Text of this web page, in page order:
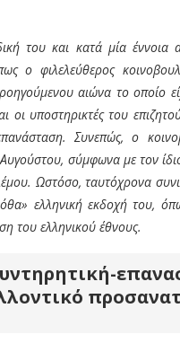
του και κατά μία
ο φιλελεύθερος
αιώνα το οποίο
υποστηρικτές του
Συνεπώς, ο
σύμφωνα με τον
Ωστόσο, ταυτόχρονα
ελληνική εκδοχή του,
του ελληνικού έθνους.